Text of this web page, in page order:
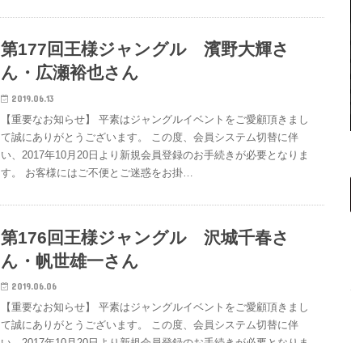
第177回王様ジャングル 濱野大輝さ
ん・広瀬裕也さん
2019.06.13
【重要なお知らせ】 平素はジャングルイベントをご愛顧頂きまし
て誠にありがとうございます。 この度、会員システム切替に伴
い、2017年10月20日より新規会員登録のお手続きが必要となりま
す。 お客様にはご不便とご迷惑をお掛…
第176回王様ジャングル 沢城千春さ
ん・帆世雄一さん
2019.06.06
【重要なお知らせ】 平素はジャングルイベントをご愛顧頂きまし
て誠にありがとうございます。 この度、会員システム切替に伴